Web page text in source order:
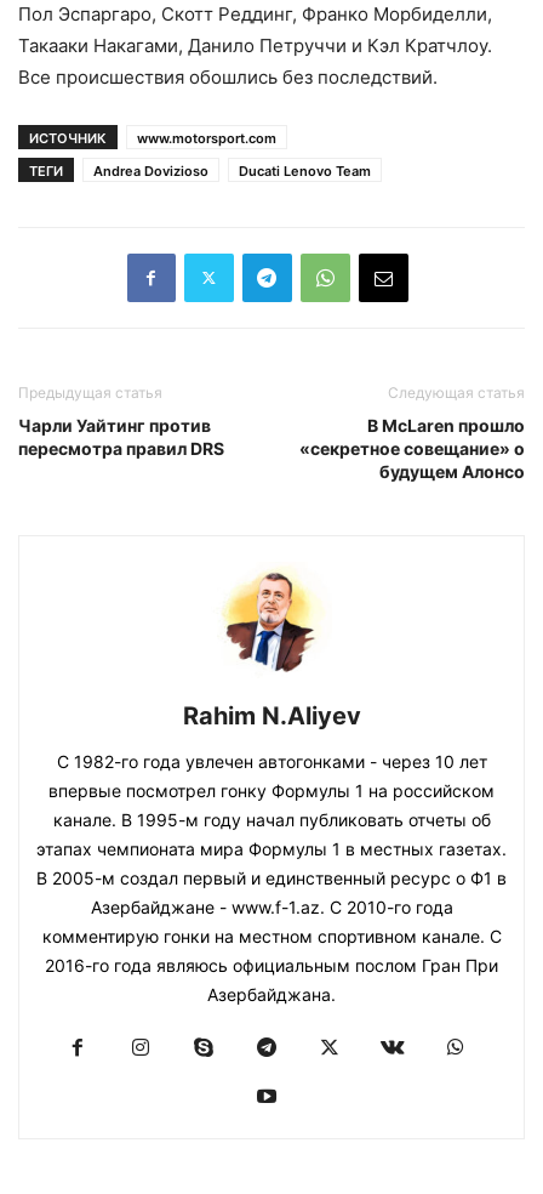
Пол Эспаргаро, Скотт Реддинг, Франко Морбиделли,
Такааки Накагами, Данило Петруччи и Кэл Кратчлоу.
Все происшествия обошлись без последствий.
ИСТОЧНИК
www.motorsport.com
ТЕГИ
Andrea Dovizioso Ducati Lenovo Team
Предыдущая статья
Чарли Уайтинг против
пересмотра правил DRS
Следующая статья
В McLaren прошло
«секретное совещание» о
будущем Алонсо
Rahim N.Aliyev
С 1982-го года увлечен автогонками - через 10 лет
впервые посмотрел гонку Формулы 1 на российском
канале. В 1995-м году начал публиковать отчеты об
этапах чемпионата мира Формулы 1 в местных газетах.
В 2005-м создал первый и единственный ресурс о Ф1 в
Азербайджане - www.f-1.az. С 2010-го года
комментирую гонки на местном спортивном канале. С
2016-го года являюсь официальным послом Гран При
Азербайджана.